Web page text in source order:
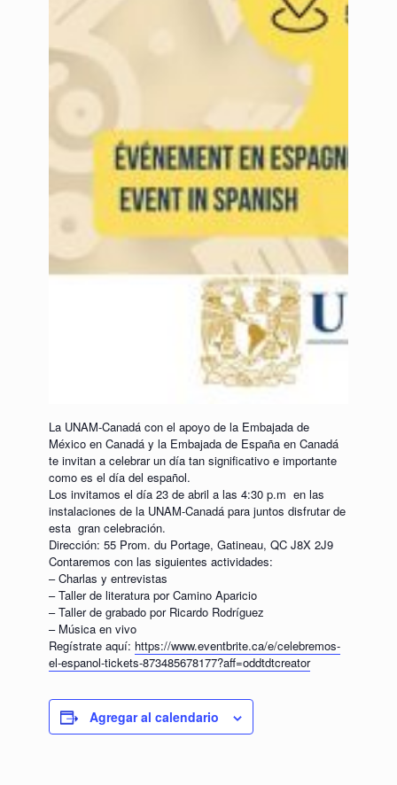
La UNAM-Canadá con el apoyo de la Embajada de
México en Canadá y la Embajada de España en Canadá
te invitan a celebrar un día tan significativo e importante
como es el día del español.
Los invitamos el día 23 de abril a las 4:30 p.m en las
instalaciones de la UNAM-Canadá para juntos disfrutar de
esta gran celebración.
Dirección: 55 Prom. du Portage, Gatineau, QC J8X 2J9
Contaremos con las siguientes actividades:
– Charlas y entrevistas
– Taller de literatura por Camino Aparicio
– Taller de grabado por Ricardo Rodríguez
– Música en vivo
Regístrate aquí: https://www.eventbrite.ca/e/celebremos-
el-espanol-tickets-873485678177?aff=oddtdtcreator
Agregar al calendario